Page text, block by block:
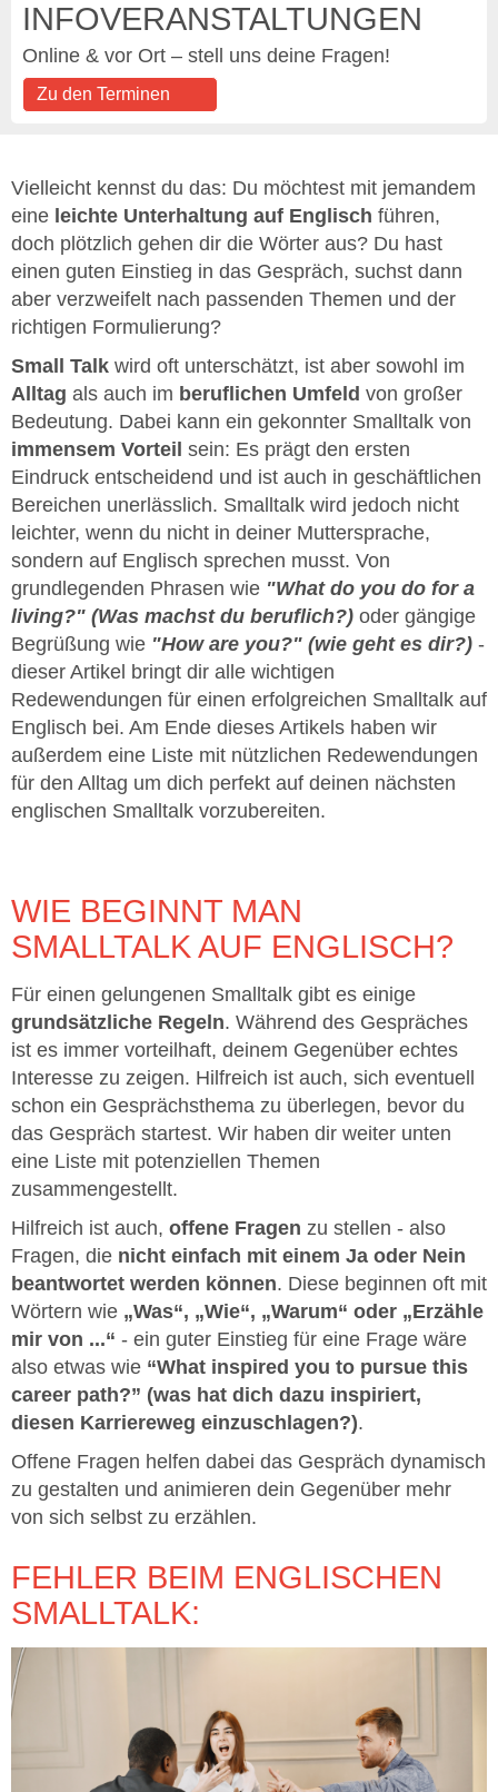
INFOVERANSTALTUNGEN
Online & vor Ort – stell uns deine Fragen!
Zu den Terminen
Vielleicht kennst du das: Du möchtest mit jemandem
eine leichte Unterhaltung auf Englisch führen,
doch plötzlich gehen dir die Wörter aus? Du hast
einen guten Einstieg in das Gespräch, suchst dann
aber verzweifelt nach passenden Themen und der
richtigen Formulierung?
Small Talk wird oft unterschätzt, ist aber sowohl im
Alltag als auch im beruflichen Umfeld von großer
Bedeutung. Dabei kann ein gekonnter Smalltalk von
immensem Vorteil sein: Es prägt den ersten
Eindruck entscheidend und ist auch in geschäftlichen
Bereichen unerlässlich. Smalltalk wird jedoch nicht
leichter, wenn du nicht in deiner Muttersprache,
sondern auf Englisch sprechen musst. Von
grundlegenden Phrasen wie "What do you do for a
living?" (Was machst du beruflich?) oder gängige
Begrüßung wie "How are you?" (wie geht es dir?) -
dieser Artikel bringt dir alle wichtigen
Redewendungen für einen erfolgreichen Smalltalk auf
Englisch bei. Am Ende dieses Artikels haben wir
außerdem eine Liste mit nützlichen Redewendungen
für den Alltag um dich perfekt auf deinen nächsten
englischen Smalltalk vorzubereiten.
WIE BEGINNT MAN
SMALLTALK AUF ENGLISCH?
Für einen gelungenen Smalltalk gibt es einige
grundsätzliche Regeln. Während des Gespräches
ist es immer vorteilhaft, deinem Gegenüber echtes
Interesse zu zeigen. Hilfreich ist auch, sich eventuell
schon ein Gesprächsthema zu überlegen, bevor du
das Gespräch startest. Wir haben dir weiter unten
eine Liste mit potenziellen Themen
zusammengestellt.
Hilfreich ist auch, offene Fragen zu stellen - also
Fragen, die nicht einfach mit einem Ja oder Nein
beantwortet werden können. Diese beginnen oft mit
Wörtern wie „Was“, „Wie“, „Warum“ oder „Erzähle
mir von ...“ - ein guter Einstieg für eine Frage wäre
also etwas wie “What inspired you to pursue this
career path?” (was hat dich dazu inspiriert,
diesen Karriereweg einzuschlagen?).
Offene Fragen helfen dabei das Gespräch dynamisch
zu gestalten und animieren dein Gegenüber mehr
von sich selbst zu erzählen.
FEHLER BEIM ENGLISCHEN
SMALLTALK: